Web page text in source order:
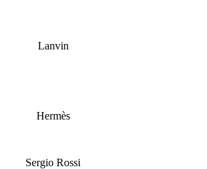
Lanvin
Hermès
Sergio Rossi